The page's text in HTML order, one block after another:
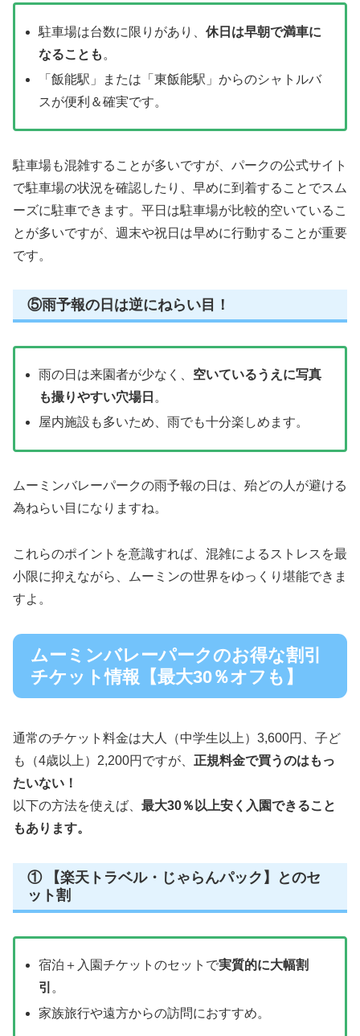
駐車場は台数に限りがあり、休日は早朝で満車に
なることも 。
「飯能駅」または「東飯能駅」からのシャトルバ
スが便利＆確実です。
駐車場も混雑することが多いですが、パークの公式サイト
で駐車場の状況を確認したり、早めに到着することでスム
ーズに駐車できます。平日は駐車場が比較的空いているこ
とが多いですが、週末や祝日は早めに行動することが重要
です。
⑤雨予報の日は逆にねらい目！
雨の日は来園者が少なく、 空いているうえに写真
も撮りやすい穴場日 。
屋内施設も多いため、雨でも十分楽しめます。
ムーミンバレーパークの雨予報の日は、殆どの人が避ける
為ねらい目になりますね。
これらのポイントを意識すれば、混雑によるストレスを最
小限に抑えながら、ムーミンの世界をゆっくり堪能できま
すよ。
ムーミンバレーパークのお得な割引
チケット情報【最大30％オフも】
通常のチケット料金は大人（中学生以上）3,600円、子ど
も（4歳以上）2,200円ですが、 正規料金で買うのはもっ
たいない！
以下の方法を使えば、 最大30％以上安く入園できること
もあります。
① 【楽天トラベル・じゃらんパック】とのセ
ット割
宿泊＋入園チケットのセットで実質的に大幅割
引 。
家族旅行や遠方からの訪問におすすめ。